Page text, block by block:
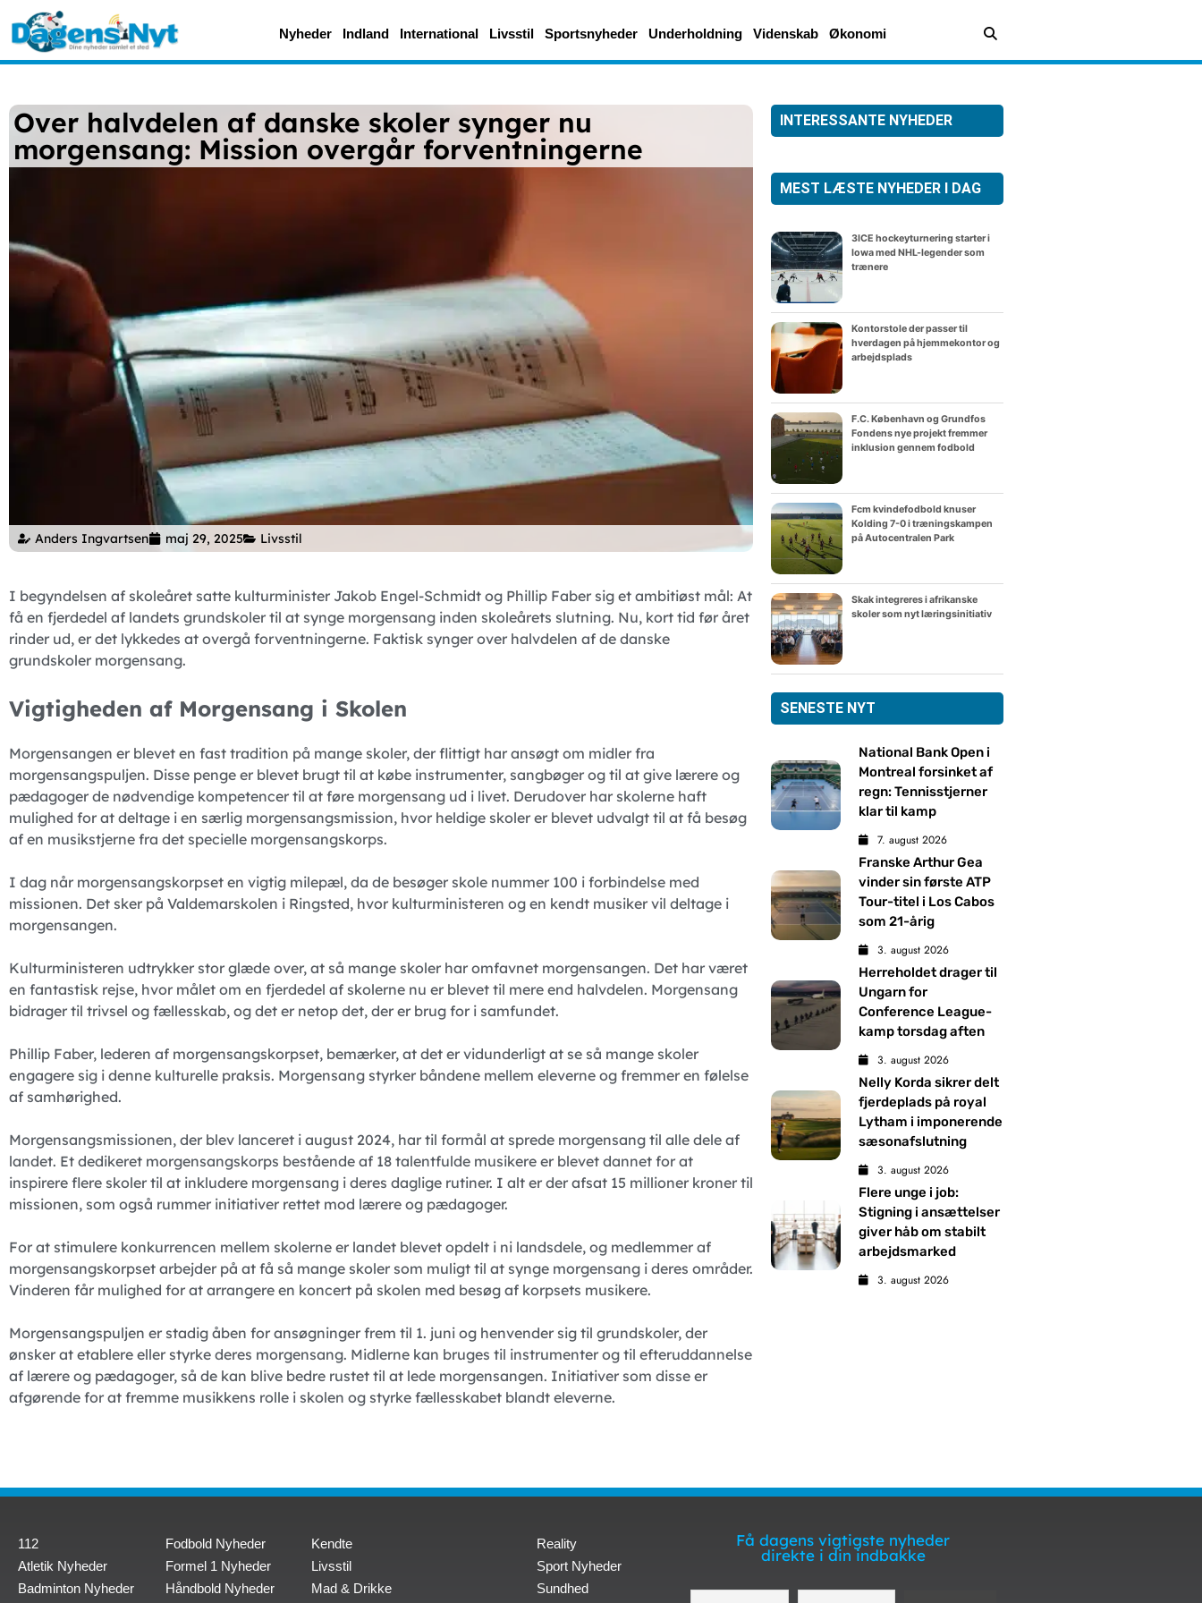
Nyheder Indland International Livsstil Sportsnyheder Underholdning Videnskab Økonomi
Over halvdelen af danske skoler synger nu
morgensang: Mission overgår forventningerne
Anders Ingvartsen maj 29, 2025 Livsstil
I begyndelsen af skoleåret satte kulturminister Jakob Engel-Schmidt og Phillip Faber sig et ambitiøst mål: At
få en fjerdedel af landets grundskoler til at synge morgensang inden skoleårets slutning. Nu, kort tid før året
rinder ud, er det lykkedes at overgå forventningerne. Faktisk synger over halvdelen af de danske
grundskoler morgensang.
Vigtigheden af Morgensang i Skolen
Morgensangen er blevet en fast tradition på mange skoler, der flittigt har ansøgt om midler fra
morgensangspuljen. Disse penge er blevet brugt til at købe instrumenter, sangbøger og til at give lærere og
pædagoger de nødvendige kompetencer til at føre morgensang ud i livet. Derudover har skolerne haft
mulighed for at deltage i en særlig morgensangsmission, hvor heldige skoler er blevet udvalgt til at få besøg
af en musikstjerne fra det specielle morgensangskorps.
I dag når morgensangskorpset en vigtig milepæl, da de besøger skole nummer 100 i forbindelse med
missionen. Det sker på Valdemarskolen i Ringsted, hvor kulturministeren og en kendt musiker vil deltage i
morgensangen.
Kulturministeren udtrykker stor glæde over, at så mange skoler har omfavnet morgensangen. Det har været
en fantastisk rejse, hvor målet om en fjerdedel af skolerne nu er blevet til mere end halvdelen. Morgensang
bidrager til trivsel og fællesskab, og det er netop det, der er brug for i samfundet.
Phillip Faber, lederen af morgensangskorpset, bemærker, at det er vidunderligt at se så mange skoler
engagere sig i denne kulturelle praksis. Morgensang styrker båndene mellem eleverne og fremmer en følelse
af samhørighed.
Morgensangsmissionen, der blev lanceret i august 2024, har til formål at sprede morgensang til alle dele af
landet. Et dedikeret morgensangskorps bestående af 18 talentfulde musikere er blevet dannet for at
inspirere flere skoler til at inkludere morgensang i deres daglige rutiner. I alt er der afsat 15 millioner kroner til
missionen, som også rummer initiativer rettet mod lærere og pædagoger.
For at stimulere konkurrencen mellem skolerne er landet blevet opdelt i ni landsdele, og medlemmer af
morgensangskorpset arbejder på at få så mange skoler som muligt til at synge morgensang i deres områder.
Vinderen får mulighed for at arrangere en koncert på skolen med besøg af korpsets musikere.
Morgensangspuljen er stadig åben for ansøgninger frem til 1. juni og henvender sig til grundskoler, der
ønsker at etablere eller styrke deres morgensang. Midlerne kan bruges til instrumenter og til efteruddannelse
af lærere og pædagoger, så de kan blive bedre rustet til at lede morgensangen. Initiativer som disse er
afgørende for at fremme musikkens rolle i skolen og styrke fællesskabet blandt eleverne.
INTERESSANTE NYHEDER
MEST LÆSTE NYHEDER I DAG
3ICE hockeyturnering starter i
Iowa med NHL-legender som
trænere
Kontorstole der passer til
hverdagen på hjemmekontor og
arbejdsplads
F.C. København og Grundfos
Fondens nye projekt fremmer
inklusion gennem fodbold
Fcm kvindefodbold knuser
Kolding 7-0 i træningskampen
på Autocentralen Park
Skak integreres i afrikanske
skoler som nyt læringsinitiativ
SENESTE NYT
National Bank Open i
Montreal forsinket af
regn: Tennisstjerner
klar til kamp
7. august 2026
Franske Arthur Gea
vinder sin første ATP
Tour-titel i Los Cabos
som 21-årig
3. august 2026
Herreholdet drager til
Ungarn for
Conference League-
kamp torsdag aften
3. august 2026
Nelly Korda sikrer delt
fjerdeplads på royal
Lytham i imponerende
sæsonafslutning
3. august 2026
Flere unge i job:
Stigning i ansættelser
giver håb om stabilt
arbejdsmarked
3. august 2026
112
Atletik Nyheder
Badminton Nyheder
Fodbold Nyheder
Formel 1 Nyheder
Håndbold Nyheder
Kendte
Livsstil
Mad & Drikke
Reality
Sport Nyheder
Sundhed
Få dagens vigtigste nyheder
direkte i din indbakke